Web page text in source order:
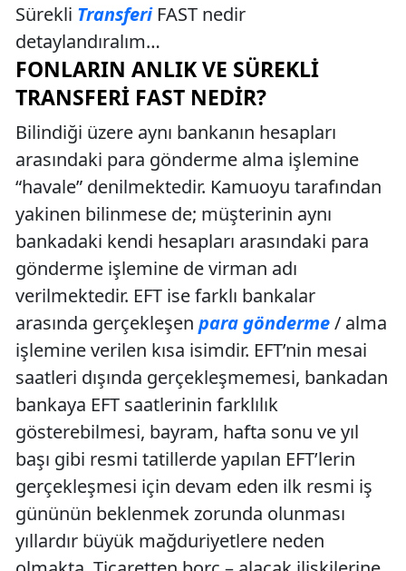
Sürekli TransferiFAST nedir
detaylandıralım…
FONLARIN ANLIK VE SÜREKLI
TRANSFERI FAST NEDIR?
Bilindiği üzere aynı bankanın hesapları
arasındaki para gönderme alma işlemine
“havale” denilmektedir. Kamuoyu tarafından
yakinen bilinmese de; müşterinin aynı
bankadaki kendi hesapları arasındaki para
gönderme işlemine de virman adı
verilmektedir. EFT ise farklı bankalar
arasında gerçekleşen para gönderme/ alma
işlemine verilen kısa isimdir. EFT’nin mesai
saatleri dışında gerçekleşmemesi, bankadan
bankaya EFT saatlerinin farklılık
gösterebilmesi, bayram, hafta sonu ve yıl
başı gibi resmi tatillerde yapılan EFT’lerin
gerçekleşmesi için devam eden ilk resmi iş
gününün beklenmek zorunda olunması
yıllardır büyük mağduriyetlere neden